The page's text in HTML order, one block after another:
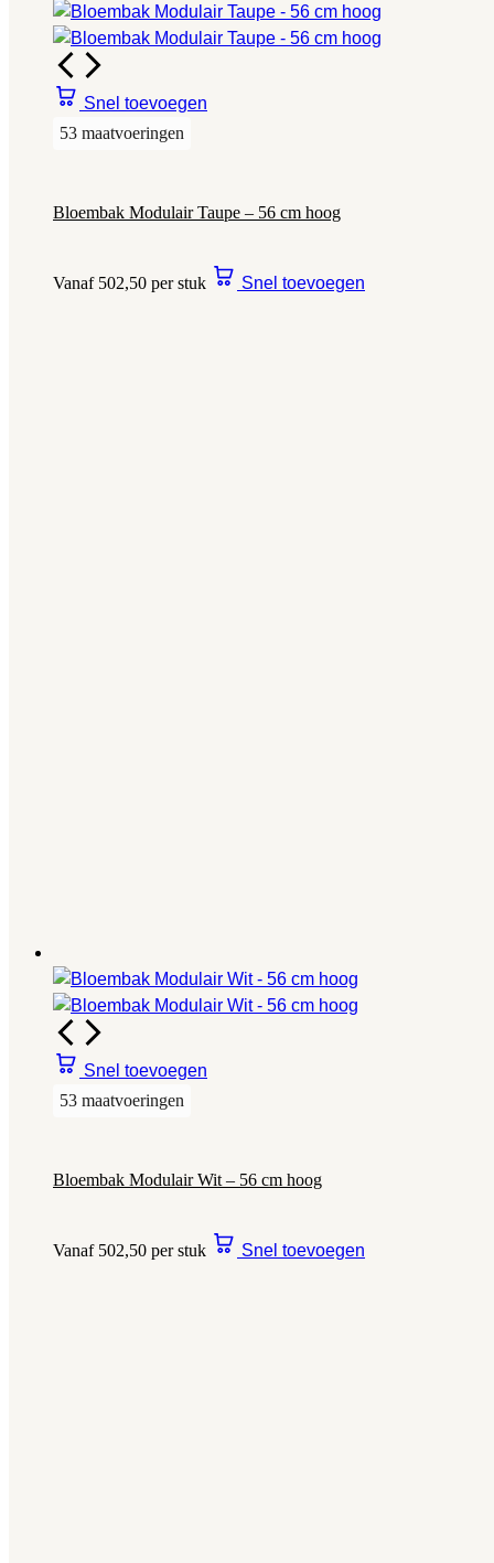
Snel toevoegen
53 maatvoeringen
Bloembak Modulair Taupe – 56 cm hoog
Vanaf 502,50 per stuk Snel toevoegen
Snel toevoegen
53 maatvoeringen
Bloembak Modulair Wit – 56 cm hoog
Vanaf 502,50 per stuk Snel toevoegen